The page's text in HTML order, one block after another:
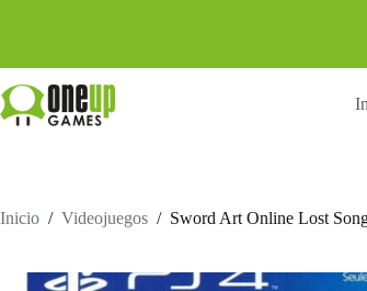
Inicio / Videojuegos / Sword Art Online Lost